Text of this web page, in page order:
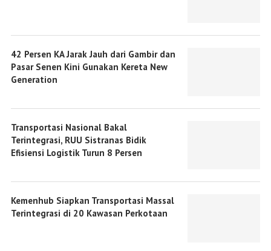
42 Persen KA Jarak Jauh dari Gambir dan
Pasar Senen Kini Gunakan Kereta New
Generation
Transportasi Nasional Bakal
Terintegrasi, RUU Sistranas Bidik
Efisiensi Logistik Turun 8 Persen
Kemenhub Siapkan Transportasi Massal
Terintegrasi di 20 Kawasan Perkotaan